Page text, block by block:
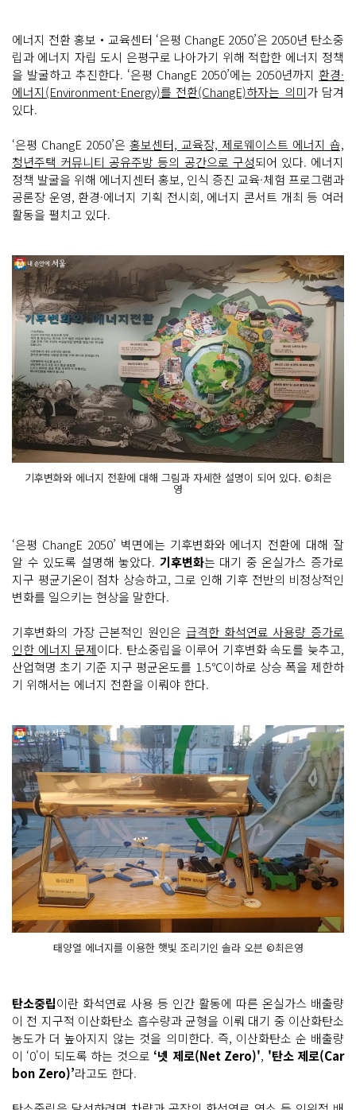
에너지 전환 홍보‧교육센터 ‘은평 ChangE 2050’은 2050년 탄소중
립과 에너지 자립 도시 은평구로 나아가기 위해 적합한 에너지 정책
을 발굴하고 추진한다. ‘은평 ChangE 2050’에는 2050년까지 환경·
에너지(Environment·Energy)를 전환(ChangE)하자는 의미가 담겨
있다.
‘은평 ChangE 2050’은 홍보센터, 교육장, 제로웨이스트 에너지 숍,
청년주택 커뮤니티 공유주방 등의 공간으로 구성되어 있다. 에너지
정책 발굴을 위해 에너지센터 홍보, 인식 증진 교육·체험 프로그램과
공론장 운영, 환경·에너지 기획 전시회, 에너지 콘서트 개최 등 여러
활동을 펼치고 있다.
기후변화와 에너지 전환에 대해 그림과 자세한 설명이 되어 있다. ©최은
영
‘은평 ChangE 2050’ 벽면에는 기후변화와 에너지 전환에 대해 잘
알 수 있도록 설명해 놓았다. 기후변화는 대기 중 온실가스 증가로
지구 평균기온이 점차 상승하고, 그로 인해 기후 전반의 비정상적인
변화를 일으키는 현상을 말한다.
기후변화의 가장 근본적인 원인은 급격한 화석연료 사용량 증가로
인한 에너지 문제이다. 탄소중립을 이루어 기후변화 속도를 늦추고,
산업혁명 초기 기준 지구 평균온도를 1.5℃이하로 상승 폭을 제한하
기 위해서는 에너지 전환을 이뤄야 한다.
태양열 에너지를 이용한 햇빛 조리기인 솔라 오븐 ©최은영
탄소중립이란 화석연료 사용 등 인간 활동에 따른 온실가스 배출량
이 전 지구적 이산화탄소 흡수량과 균형을 이뤄 대기 중 이산화탄소
농도가 더 높아지지 않는 것을 의미한다. 즉, 이산화탄소 순 배출량
이 ‘0'이 되도록 하는 것으로 ‘넷 제로(Net Zero)', '탄소 제로(Car
bon Zero)’라고도 한다.